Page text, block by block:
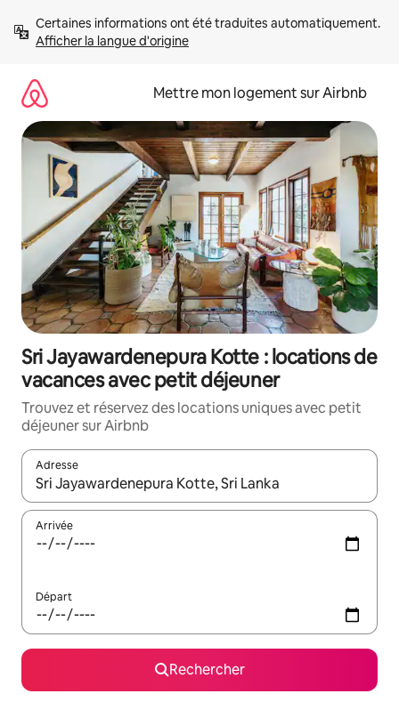
directement
Afficher la langue d'origine
Mettre mon logement sur Airbnb
Sri Jayawardenepura Kotte : locations de
vacances avec petit déjeuner
Trouvez et réservez des locations uniques avec petit
déjeuner sur Airbnb
Adresse
Lorsque les résultats s'affichent, utilisez les flèches vers le
Arrivée
Départ
Rechercher